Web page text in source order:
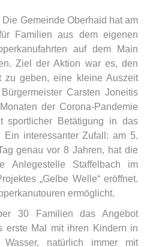
Gemeinde Oberhaid hat am
Familien aus dem eigenen
auf dem Main
Ziel der Aktion war es, den
zu geben, eine kleine Auszeit
Carsten Joneitis
der Corona-Pandemie
sportlicher Betätigung in das
Ein interessanter Zufall: am 5.
genau vor 8 Jahren, hat die
Anlegestelle Staffelbach im
„Gelbe Welle“ eröffnet.
ermöglicht.
30 Familien das Angebot
erste Mal mit ihren Kindern in
natürlich immer mit